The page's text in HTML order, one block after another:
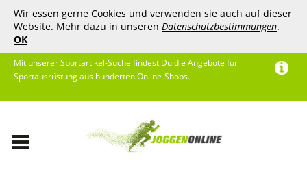
Wir essen gerne Cookies und verwenden sie auch auf dieser
Website. Mehr dazu in unseren Datenschutzbestimmungen.
OK
Mit unserer Sportartikel-Suche findest Du die Angebote für
Sportausrüstung aus hunderten Online-Shops.